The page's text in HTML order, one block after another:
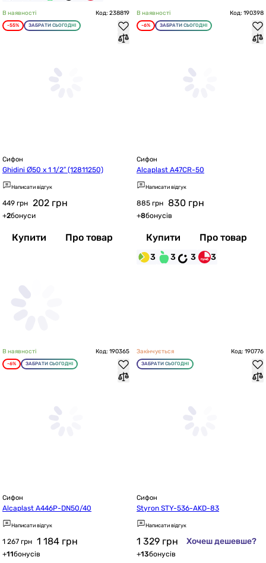
В наявності Код: 238819
-55% ЗАБРАТИ СЬОГОДНІ
Сифон
Ghidini Ø50 х 1 1/2″ (12811250)
Написати відгук
449 грн 202 грн
+2бонуси
Купити Про товар
В наявності Код: 190398
-6% ЗАБРАТИ СЬОГОДНІ
Сифон
Alcaplast A47CR-50
Написати відгук
885 грн 830 грн
+8бонусів
Купити Про товар
3 3 3 3
В наявності Код: 190365
-6% ЗАБРАТИ СЬОГОДНІ
Сифон
Alcaplast A446P-DN50/40
Написати відгук
1 267 грн 1 184 грн
+11бонусів
Закінчується Код: 190776
ЗАБРАТИ СЬОГОДНІ
Сифон
Styron STY-536-AKD-83
Написати відгук
1 329 грн Хочеш дешевше?
+13бонусів